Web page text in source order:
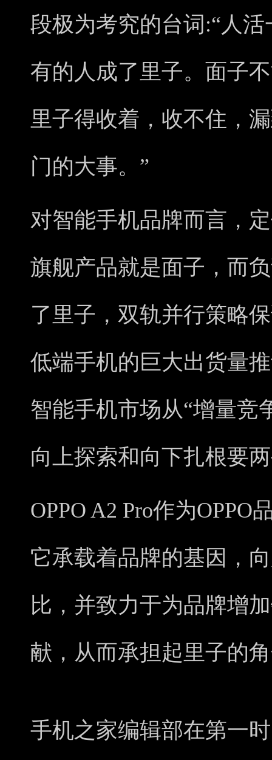
段极为考究的台词:“人
有的人成了里子。面子
里子得收着，收不住，
门的大事。”
对智能手机品牌而言，
旗舰产品就是面子，而
了里子，双轨并行策略
低端手机的巨大出货量
智能手机市场从“增量竞
向上探索和向下扎根要
OPPO A2 Pro作为
它承载着品牌的基因，
比，并致力于为品牌增
献，从而承担起里子的
手机之家编辑部在第一